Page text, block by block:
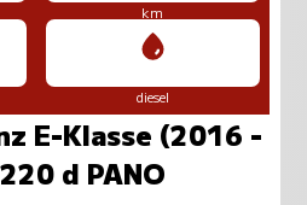
km
diesel
E-Klasse (2016 -
d PANO